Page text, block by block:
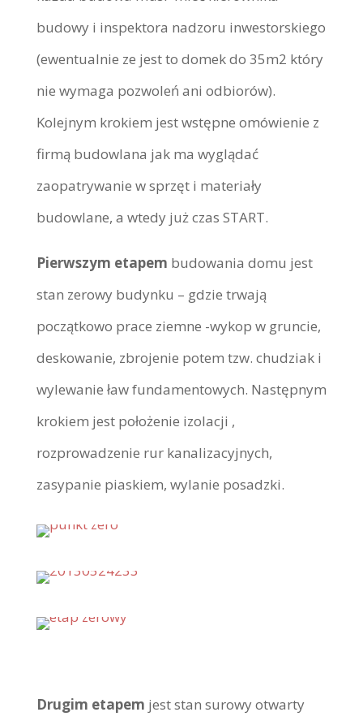
budowy i inspektora nadzoru inwestorskiego
(ewentualnie ze jest to domek do 35m2 który
nie wymaga pozwoleń ani odbiorów).
Kolejnym krokiem jest wstępne omówienie z
firmą budowlana jak ma wyglądać
zaopatrywanie w sprzęt i materiały
budowlane, a wtedy już czas START.
Pierwszym etapem budowania domu jest
stan zerowy budynku – gdzie trwają
początkowo prace ziemne -wykop w gruncie,
deskowanie, zbrojenie potem tzw. chudziak i
wylewanie ław fundamentowych. Następnym
krokiem jest położenie izolacji ,
rozprowadzenie rur kanalizacyjnych,
zasypanie piaskiem, wylanie posadzki.
Drugim etapem jest stan surowy otwarty